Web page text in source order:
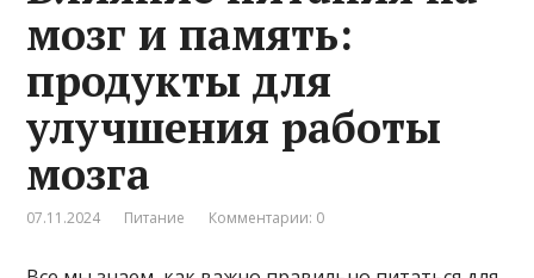
мозг и память:
продукты для
улучшения работы
мозга
07.11.2024 Питание Комментарии: 0